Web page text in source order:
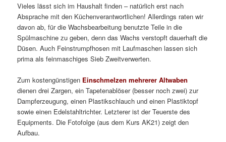
Vieles lässt sich im Haushalt finden – natürlich erst nach
Absprache mit den Küchenverantwortlichen! Allerdings raten wir
davon ab, für die Wachsbearbeitung benutzte Teile in die
Spülmaschine zu geben, denn das Wachs verstopft dauerhaft die
Düsen. Auch Feinstrumpfhosen mit Laufmaschen lassen sich
prima als feinmaschiges Sieb Zweitverwerten.
Zum kostengünstigen Einschmelzen mehrerer Altwaben
dienen drei Zargen, ein Tapetenablöser (besser noch zwei) zur
Dampferzeugung, einen Plastikschlauch und einen Plastiktopf
sowie einen Edelstahltrichter. Letzterer ist der Teuerste des
Equipments. Die Fotofolge (aus dem Kurs AK21) zeigt den
Aufbau.